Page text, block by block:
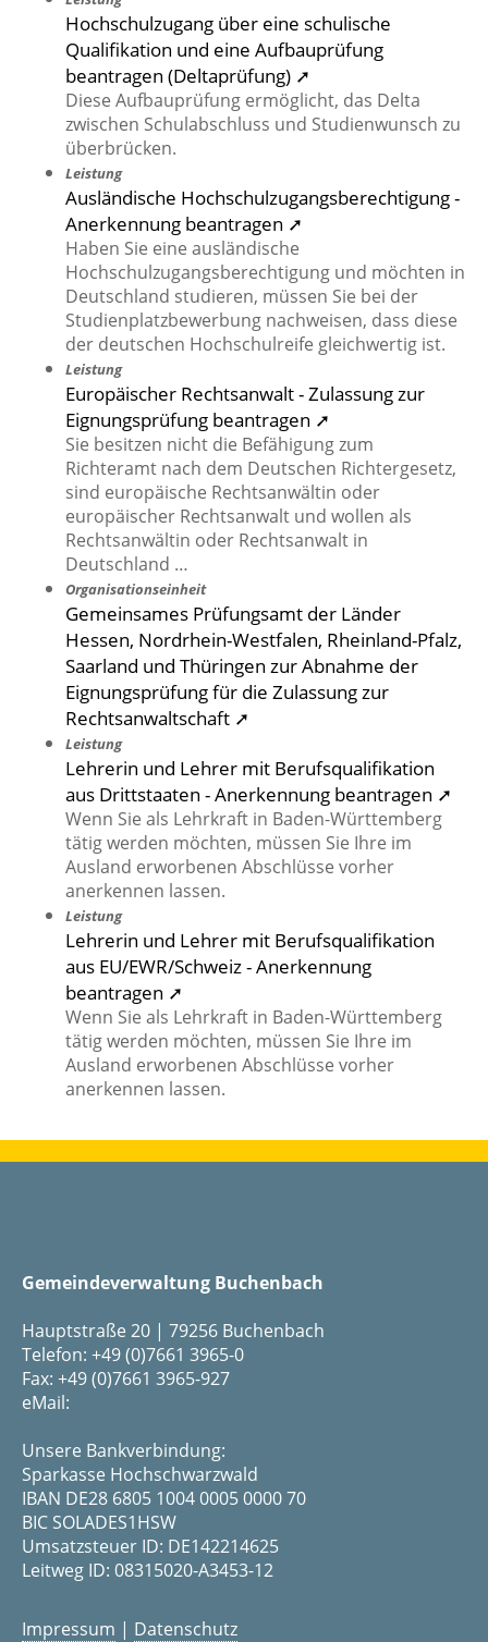
Hochschulzugang über eine schulische
Qualifikation und eine Aufbauprüfung
beantragen (Deltaprüfung) ➚
Diese Aufbauprüfung ermöglicht, das Delta
zwischen Schulabschluss und Studienwunsch zu
überbrücken.
Leistung
Ausländische Hochschulzugangsberechtigung -
Anerkennung beantragen ➚
Haben Sie eine ausländische
Hochschulzugangsberechtigung und möchten in
Deutschland studieren, müssen Sie bei der
Studienplatzbewerbung nachweisen, dass diese
der deutschen Hochschulreife gleichwertig ist.
Leistung
Europäischer Rechtsanwalt - Zulassung zur
Eignungsprüfung beantragen ➚
Sie besitzen nicht die Befähigung zum
Richteramt nach dem Deutschen Richtergesetz,
sind europäische Rechtsanwältin oder
europäischer Rechtsanwalt und wollen als
Rechtsanwältin oder Rechtsanwalt in
Deutschland …
Organisationseinheit
Gemeinsames Prüfungsamt der Länder
Hessen, Nordrhein-Westfalen, Rheinland-Pfalz,
Saarland und Thüringen zur Abnahme der
Eignungsprüfung für die Zulassung zur
Rechtsanwaltschaft ➚
Leistung
Lehrerin und Lehrer mit Berufsqualifikation
aus Drittstaaten - Anerkennung beantragen ➚
Wenn Sie als Lehrkraft in Baden-Württemberg
tätig werden möchten, müssen Sie Ihre im
Ausland erworbenen Abschlüsse vorher
anerkennen lassen.
Leistung
Lehrerin und Lehrer mit Berufsqualifikation
aus EU/EWR/Schweiz - Anerkennung
beantragen ➚
Wenn Sie als Lehrkraft in Baden-Württemberg
tätig werden möchten, müssen Sie Ihre im
Ausland erworbenen Abschlüsse vorher
anerkennen lassen.
Gemeindeverwaltung Buchenbach
Hauptstraße 20 | 79256 Buchenbach
Telefon: +49 (0)7661 3965-0
Fax: +49 (0)7661 3965-927
eMail:
Unsere Bankverbindung:
Sparkasse Hochschwarzwald
IBAN DE28 6805 1004 0005 0000 70
BIC SOLADES1HSW
Umsatzsteuer ID: DE142214625
Leitweg ID: 08315020-A3453-12
Impressum | Datenschutz